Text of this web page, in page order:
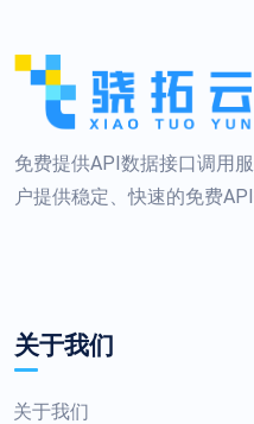
免费提供API数据接口调用
户提供稳定、快速的免费
关于我们
关于我们